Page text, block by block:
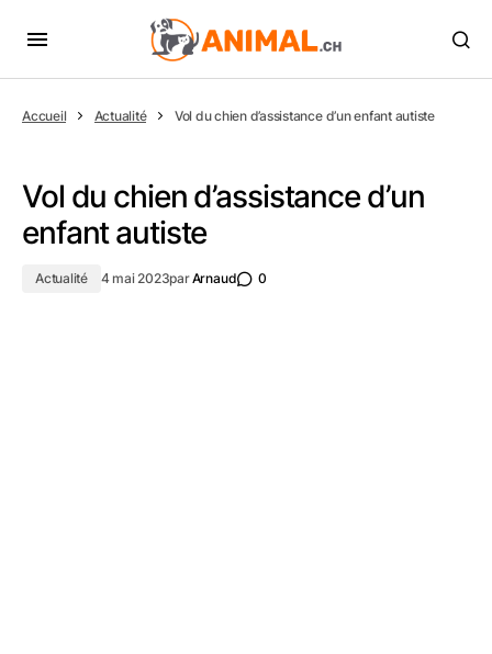
Accueil Actualité Vol du chien d’assistance d’un enfant autiste
Vol du chien d’assistance d’un
enfant autiste
Actualité 4 mai 2023parArnaud 0